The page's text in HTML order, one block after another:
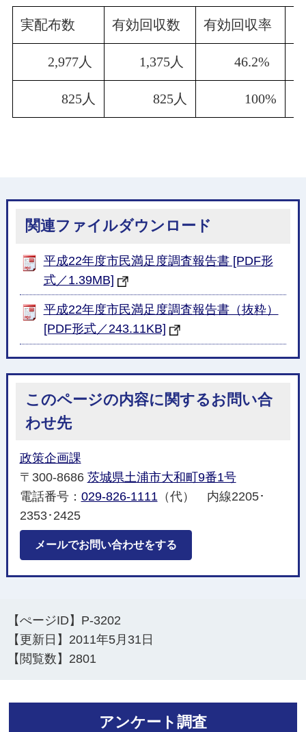
実配布数 有効回収数 有効回収率
2,977人 1,375人 46.2%
825人 825人 100%
関連ファイルダウンロード
平成22年度市民満足度調査報告書 [PDF形
式／1.39MB]
平成22年度市民満足度調査報告書（抜粋）
[PDF形式／243.11KB]
このページの内容に関するお問い合
わせ先
政策企画課
〒300-8686 茨城県土浦市大和町9番1号
電話番号： 029-826-1111 （代） 内線2205･
2353･2425
メールでお問い合わせをする
【ぺージID】 P-3202
【更新日】 2011年5月31日
【閲覧数】 2801
アンケート調査